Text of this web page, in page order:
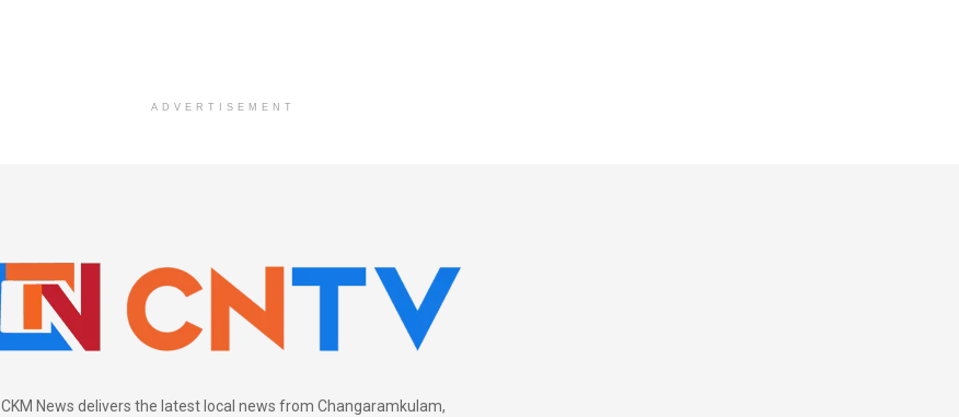
ADVERTISEMENT
CKM News delivers the latest local news from Changaramkulam,